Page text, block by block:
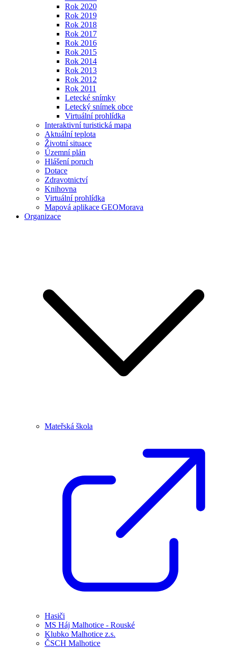
Rok 2020
Rok 2019
Rok 2018
Rok 2017
Rok 2016
Rok 2015
Rok 2014
Rok 2013
Rok 2012
Rok 2011
Letecké snímky
Letecký snímek obce
Virtuální prohlídka
Interaktivní turistická mapa
Aktuální teplota
Životní situace
Územní plán
Hlášení poruch
Dotace
Zdravotnictví
Knihovna
Virtuální prohlídka
Mapová aplikace GEOMorava
Organizace
Mateřská škola
Hasiči
MS Háj Malhotice - Rouské
Klubko Malhotice z.s.
ČSCH Malhotice